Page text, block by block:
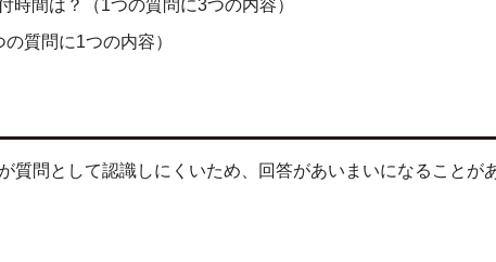
時間は？（1つの質問に3つの内容）
質問に1つの内容）
質問として認識しにくいため、回答があいまいになることが